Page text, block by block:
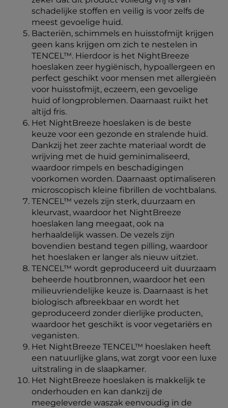
schadelijke stoffen en veilig is voor zelfs de
meest gevoelige huid.
Bacteriën, schimmels en huisstofmijt krijgen
geen kans krijgen om zich te nestelen in
TENCEL™. Hierdoor is het NightBreeze
hoeslaken zeer hygiënisch, hypoallergeen en
perfect geschikt voor mensen met allergieën
voor huisstofmijt, eczeem, een gevoelige
huid of longproblemen. Daarnaast ruikt het
altijd fris.
Het NightBreeze hoeslaken is de beste
keuze voor een gezonde en stralende huid.
Dankzij het zeer zachte materiaal wordt de
wrijving met de huid geminimaliseerd,
waardoor rimpels en beschadigingen
voorkomen worden. Daarnaast optimaliseren
microscopisch kleine fibrillen de vochtbalans.
TENCEL™ vezels zijn sterk, duurzaam en
kleurvast, waardoor het NightBreeze
hoeslaken lang meegaat, ook na
herhaaldelijk wassen. De vezels zijn
bovendien bestand tegen pilling, waardoor
het hoeslaken er langer als nieuw uitziet.
TENCEL™ wordt geproduceerd uit duurzaam
beheerde houtbronnen, waardoor het een
milieuvriendelijke keuze is. Daarnaast is het
biologisch afbreekbaar en wordt het
geproduceerd zonder dierlijke producten,
waardoor het geschikt is voor vegetariërs en
veganisten.
Het NightBreeze TENCEL™ hoeslaken heeft
een natuurlijke glans, wat zorgt voor een luxe
uitstraling in de slaapkamer.
Het NightBreeze hoeslaken is makkelijk te
onderhouden en kan dankzij de
meegeleverde waszak eenvoudig in de